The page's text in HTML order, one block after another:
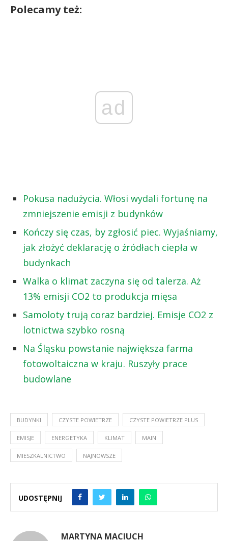
Polecamy też:
ad
Pokusa nadużycia. Włosi wydali fortunę na
zmniejszenie emisji z budynków
Kończy się czas, by zgłosić piec. Wyjaśniamy,
jak złożyć deklarację o źródłach ciepła w
budynkach
Walka o klimat zaczyna się od talerza. Aż
13% emisji CO2 to produkcja mięsa
Samoloty trują coraz bardziej. Emisje CO2 z
lotnictwa szybko rosną
Na Śląsku powstanie największa farma
fotowoltaiczna w kraju. Ruszyły prace
budowlane
BUDYNKI CZYSTE POWIETRZE CZYSTE POWIETRZE PLUS
EMISJE ENERGETYKA KLIMAT MAIN
MIESZKALNICTWO NAJNOWSZE
UDOSTĘPNIJ
MARTYNA MACIUCH